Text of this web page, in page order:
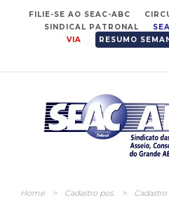
FILIE-SE AO SEAC-ABC
SINDICAL PATRONAL
VIA
RESUMO
Home > Cadastro pos. >